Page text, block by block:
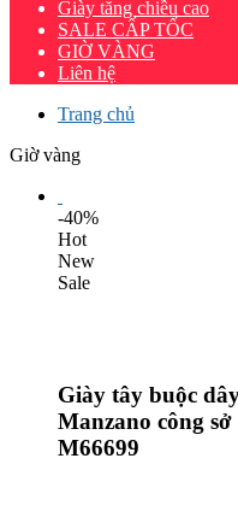
Giày tăng chiều cao
SALE CẤP TỐC
GIỜ VÀNG
Liên hệ
Trang chủ
Giờ vàng
-40%
Hot
New
Sale
Giày tây buộc
Manzano công
M66699